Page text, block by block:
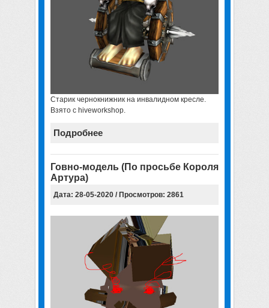
Старик чернокнижник на инвалидном кресле.
Взято с hiveworkshop.
Подробнее
Говно-модель (По просьбе Короля
Артура)
Дата: 28-05-2020 / Просмотров: 2861